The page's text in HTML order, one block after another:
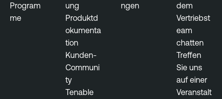
Program
me
ung
Produktd
okumenta
tion
Kunden-
Communi
ty
Tenable
ngen
dem
Vertriebst
eam
chatten
Treffen
Sie uns
auf einer
Veranstalt